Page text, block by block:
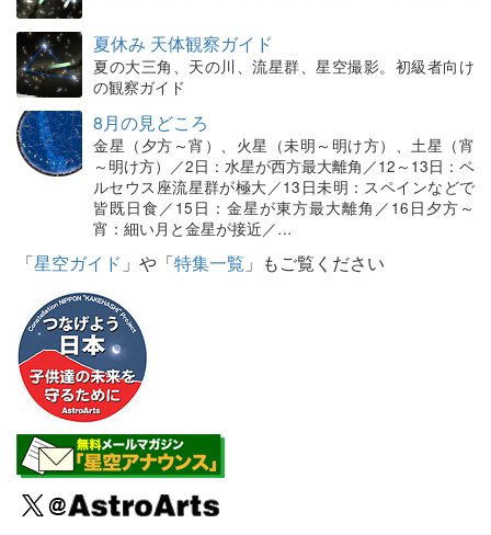
夏休み 天体観察ガイド
夏の大三角、天の川、流星群、星空撮影。初級者向け
の観察ガイド
8月の見どころ
金星（夕方～宵）、火星（未明～明け方）、土星（宵
～明け方）／2日：水星が西方最大離角／12～13日：ペ
ルセウス座流星群が極大／13日未明：スペインなどで
皆既日食／15日：金星が東方最大離角／16日夕方～
宵：細い月と金星が接近／…
「星空ガイド 」や「特集一覧 」もご覧ください